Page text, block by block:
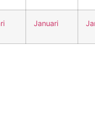
Januari